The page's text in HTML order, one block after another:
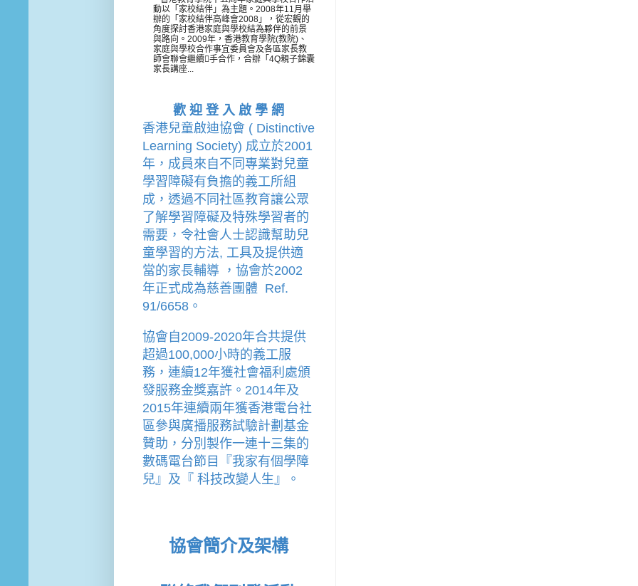
動以「家校結伴」為主題。2008年11月舉
辦的「家校結伴高峰會2008」，從宏觀的
角度探討香港家庭與學校結為夥伴的前景
與路向。2009年，香港教育學院(教院)、
家庭與學校合作事宜委員會及各區家長教
師會聯會繼續手合作，合辦「4Q親子錦囊
家長講座...
歡 迎 登 入 啟 學 網
香港兒童啟迪協會 ( Distinctive
Learning Society) 成立於2001
年，成員來自不同專業對兒童
學習障礙有負擔的義工所組
成，透過不同社區教育讓公眾
了解學習障礙及特殊學習者的
需要，令社會人士認識幫助兒
童學習的方法, 工具及提供適
當的家長輔導
， 協會於2002
年正式成為慈善團體  Ref.
91/6658。
協會 自2009-2020年合共提供
超過100,000小時的義工服
務，連續12年獲社會福利處頒
發服務金獎嘉許。 2014年及
2015年連續兩年獲香港電台社
區參與廣播服務試驗計劃基金
贊助，分別製作一連十三集的
數碼電台節目『我家有個學障
兒』及『 科技改變人生』。
協會簡介及架構